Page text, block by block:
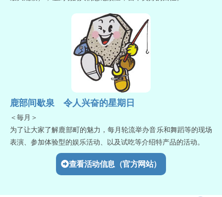
鹿部间歇泉 令人兴奋的星期日
＜毎月＞
为了让大家了解鹿部町的魅力，每月轮流举办音乐和舞蹈等的现场
表演、参加体验型的娱乐活动、以及试吃等介绍特产品的活动。
查看活动信息（官方网站）